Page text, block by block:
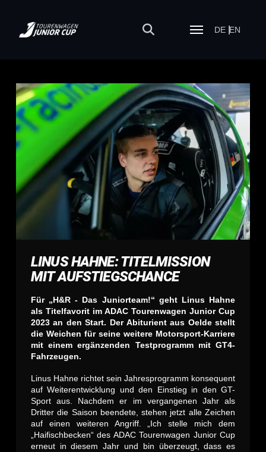
DE EN
LINUS HAHNE: TITELMISSION
MIT AUFSTIEGSCHANCE
Für „H&R - Das Juniorteam!“ geht Linus Hahne
als Titelfavorit im ADAC Tourenwagen Junior Cup
2023 an den Start. Der Abiturient aus Oelde stellt
die Weichen für seine weitere Motorsport-Karriere
mit einem ergänzenden Testprogramm mit GT4-
Fahrzeugen.
Linus Hahne richtet sein Jahresprogramm konsequent
auf Weiterentwicklung und den Einstieg in den GT-
Sport aus. Nachdem er im vergangenen Jahr als
Dritter die Saison beendete, stehen jetzt alle Zeichen
auf einen weiteren Angriff. „Ich stelle mich dem
„Haifischbecken“ des ADAC Tourenwagen Junior Cup
erneut in diesem Jahr und bin überzeugt, dass es